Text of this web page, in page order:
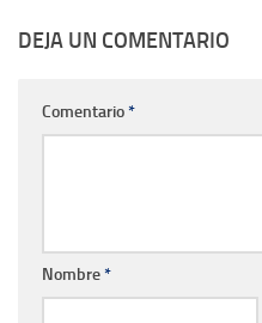
DEJA UN COMENTARIO
Comentario*
Nombre*